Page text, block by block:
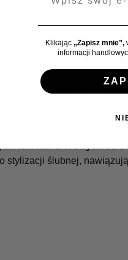
a następnie utwardź
satysfakcjonującego
–
powiedź TAK
nadadzą dłoniom
od
stylizacji ślubnej,
Klikając „Zapisz mnie”,
informacji